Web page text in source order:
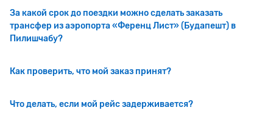
За какой срок до поездки можно сделать заказать
трансфер из аэропорта «Ференц Лист» (Будапешт) в
Пилишчабу?
Как проверить, что мой заказ принят?
Что делать, если мой рейс задерживается?